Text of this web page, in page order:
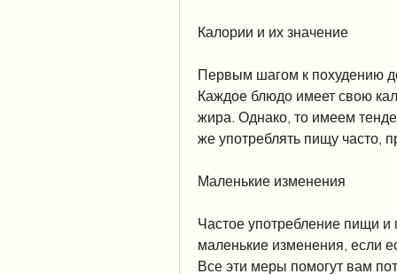
Калории и их значение
Первым шагом к похудению
Каждое блюдо имеет свою
жира. Однако, то имеем
же употреблять пищу часто,
Маленькие изменения
Частое употребление пищи
маленькие изменения, если
Все эти меры помогут вам